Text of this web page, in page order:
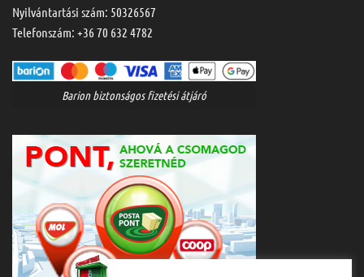
Nyilvántartási szám: 50326567
Telefonszám: +36 70 632 4782
Barion biztonságos fizetési átjáró